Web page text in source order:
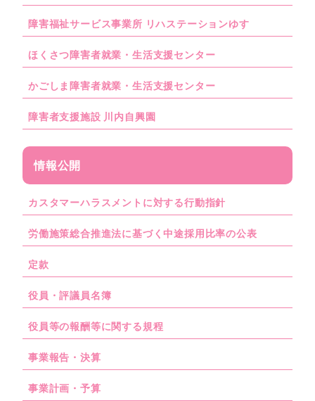
障害福祉サービス事業所 リハステーションゆす
ほくさつ障害者就業・生活支援センター
かごしま障害者就業・生活支援センター
障害者支援施設 川内自興園
情報公開
カスタマーハラスメントに対する行動指針
労働施策総合推進法に基づく中途採用比率の公表
定款
役員・評議員名簿
役員等の報酬等に関する規程
事業報告・決算
事業計画・予算